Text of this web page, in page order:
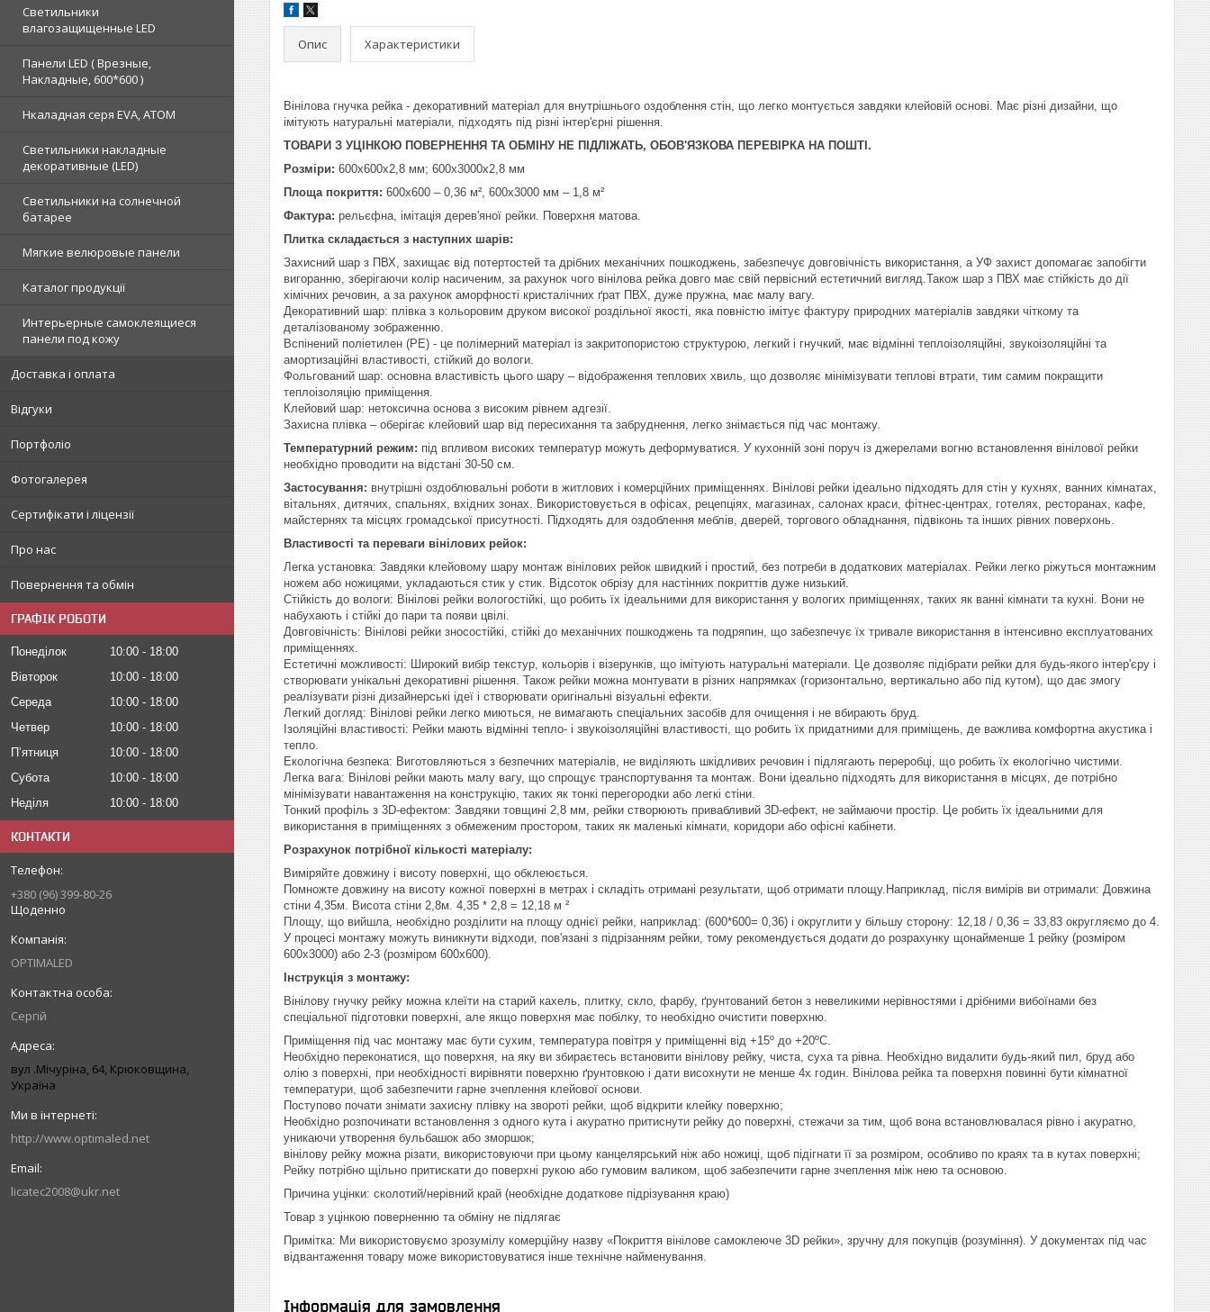
Светильники
влагозащищенные LED
Панели LED ( Врезные,
Накладные, 600*600 )
Нкаладная серя EVA, ATOM
Светильники накладные
декоративные (LED)
Светильники на солнечной
батарее
Мягкие велюровые панели
Каталог продукції
Интерьерные самоклеящиеся
панели под кожу
Доставка і оплата
Відгуки
Портфоліо
Фотогалерея
Сертифікати і ліцензії
Про нас
Повернення та обмін
ГРАФІК РОБОТИ
Понеділок 10:00
18:00
Вівторок
10:00
18:00
Середа
10:00
18:00
Четвер
10:00
18:00
Пʼятниця
10:00
18:00
Субота
10:00
18:00
Неділя
10:00 18:00
КОНТАКТИ
+380 (96) 399-80-26
Щоденно
OPTIMALED
Сергій
вул .Мічуріна, 64, Крюковщина,
Україна
http://www.optimaled.net
licatec2008@ukr.net
Опис Характеристики
Вінілова гнучка рейка - декоративний матеріал для внутрішнього оздоблення стін, що легко монтується завдяки клейовій основі. Має різні дизайни, що
імітують натуральні матеріали, підходять під різні інтер'єрні рішення.
ТОВАРИ З УЦІНКОЮ ПОВЕРНЕННЯ ТА ОБМІНУ НЕ ПІДЛІЖАТЬ, ОБОВ'ЯЗКОВА ПЕРЕВІРКА НА ПОШТІ.
Розміри: 600х600х2,8 мм; 600х3000х2,8 мм
Площа покриття: 600х600 – 0,36 м², 600х3000 мм – 1,8 м²
Фактура: рельєфна, імітація дерев'яної рейки. Поверхня матова.
Плитка складається з наступних шарів:
Захисний шар з ПВХ, захищає від потертостей та дрібних механічних пошкоджень, забезпечує довговічність використання, а УФ захист допомагає запобігти
вигоранню, зберігаючи колір насиченим, за рахунок чого вінілова рейка довго має свій первісний естетичний вигляд.Також шар з ПВХ має стійкість до дії
хімічних речовин, а за рахунок аморфності кристалічних ґрат ПВХ, дуже пружна, має малу вагу.
Декоративний шар: плівка з кольоровим друком високої роздільної якості, яка повністю імітує фактуру природних матеріалів завдяки чіткому та
деталізованому зображенню.
Вспінений поліетилен (РЕ) - це полімерний матеріал із закритопористою структурою, легкий і гнучкий, має відмінні теплоізоляційні, звукоізоляційні та
амортизаційні властивості, стійкий до вологи.
Фольгований шар: основна властивість цього шару – відображення теплових хвиль, що дозволяє мінімізувати теплові втрати, тим самим покращити
теплоізоляцію приміщення.
Клейовий шар: нетоксична основа з високим рівнем адгезії.
Захисна плівка – оберігає клейовий шар від пересихання та забруднення, легко знімається під час монтажу.
Температурний режим: під впливом високих температур можуть деформуватися. У кухонній зоні поруч із джерелами вогню встановлення вінілової рейки
необхідно проводити на відстані 30-50 см.
Застосування: внутрішні оздоблювальні роботи в житлових і комерційних приміщеннях. Вінілові рейки ідеально підходять для стін у кухнях, ванних кімнатах,
вітальнях, дитячих, спальнях, вхідних зонах. Використовується в офісах, рецепціях, магазинах, салонах краси, фітнес-центрах, готелях, ресторанах, кафе,
майстернях та місцях громадської присутності. Підходять для оздоблення меблів, дверей, торгового обладнання, підвіконь та інших рівних поверхонь.
Властивості та переваги вінілових рейок:
Легка установка: Завдяки клейовому шару монтаж вінілових рейок швидкий і простий, без потреби в додаткових матеріалах. Рейки легко ріжуться монтажним
ножем або ножицями, укладаються стик у стик. Відсоток обрізу для настінних покриттів дуже низький.
Стійкість до вологи: Вінілові рейки вологостійкі, що робить їх ідеальними для використання у вологих приміщеннях, таких як ванні кімнати та кухні. Вони не
набухають і стійкі до пари та появи цвілі.
Довговічність: Вінілові рейки зносостійкі, стійкі до механічних пошкоджень та подряпин, що забезпечує їх тривале використання в інтенсивно експлуатованих
приміщеннях.
Естетичні можливості: Широкий вибір текстур, кольорів і візерунків, що імітують натуральні матеріали. Це дозволяє підібрати рейки для будь-якого інтер'єру і
створювати унікальні декоративні рішення. Також рейки можна монтувати в різних напрямках (горизонтально, вертикально або під кутом), що дає змогу
реалізувати різні дизайнерські ідеї і створювати оригінальні візуальні ефекти.
Легкий догляд: Вінілові рейки легко миються, не вимагають спеціальних засобів для очищення і не вбирають бруд.
Ізоляційні властивості: Рейки мають відмінні тепло- і звукоізоляційні властивості, що робить їх придатними для приміщень, де важлива комфортна акустика і
тепло.
Екологічна безпека: Виготовляються з безпечних матеріалів, не виділяють шкідливих речовин і підлягають переробці, що робить їх екологічно чистими.
Легка вага: Вінілові рейки мають малу вагу, що спрощує транспортування та монтаж. Вони ідеально підходять для використання в місцях, де потрібно
мінімізувати навантаження на конструкцію, таких як тонкі перегородки або легкі стіни.
Тонкий профіль з 3D-ефектом: Завдяки товщині 2,8 мм, рейки створюють привабливий 3D-ефект, не займаючи простір. Це робить їх ідеальними для
використання в приміщеннях з обмеженим простором, таких як маленькі кімнати, коридори або офісні кабінети.
Розрахунок потрібної кількості матеріалу:
Виміряйте довжину і висоту поверхні, що обклеюється.
Помножте довжину на висоту кожної поверхні в метрах і складіть отримані результати, щоб отримати площу.Наприклад, після вимірів ви отримали: Довжина
стіни 4,35м. Висота стіни 2,8м. 4,35 * 2,8 = 12,18 м ²
Площу, що вийшла, необхідно розділити на площу однієї рейки, наприклад: (600*600= 0,36) і округлити у більшу сторону: 12,18 / 0,36 = 33,83 округляємо до 4.
У процесі монтажу можуть виникнути відходи, пов'язані з підрізанням рейки, тому рекомендується додати до розрахунку щонайменше 1 рейку (розміром
600х3000) або 2-3 (розміром 600х600).
Інструкція з монтажу:
Вінілову гнучку рейку можна клеїти на старий кахель, плитку, скло, фарбу, ґрунтований бетон з невеликими нерівностями і дрібними вибоїнами без
спеціальної підготовки поверхні, але якщо поверхня має побілку, то необхідно очистити поверхню.
Приміщення під час монтажу має бути сухим, температура повітря у приміщенні від +15º до +20ºС.
Необхідно переконатися, що поверхня, на яку ви збираєтесь встановити вінілову рейку, чиста, суха та рівна. Необхідно видалити будь-який пил, бруд або
олію з поверхні, при необхідності вирівняти поверхню ґрунтовкою і дати висохнути не менше 4х годин. Вінілова рейка та поверхня повинні бути кімнатної
температури, щоб забезпечити гарне зчеплення клейової основи.
Поступово почати знімати захисну плівку на звороті рейки, щоб відкрити клейку поверхню;
Необхідно розпочинати встановлення з одного кута і акуратно притиснути рейку до поверхні, стежачи за тим, щоб вона встановлювалася рівно і акуратно,
уникаючи утворення бульбашок або зморшок;
вінілову рейку можна різати, використовуючи при цьому канцелярський ніж або ножиці, щоб підігнати її за розміром, особливо по краях та в кутах поверхні;
Рейку потрібно щільно притискати до поверхні рукою або гумовим валиком, щоб забезпечити гарне зчеплення між нею та основою.
Причина уцінки: сколотий/нерівний край (необхідне додаткове підрізування краю)
Товар з уцінкою поверненню та обміну не підлягає
Примітка: Ми використовуємо зрозумілу комерційну назву «Покриття вінілове самоклеюче 3D рейки», зручну для покупців (розуміння). У документах під час
відвантаження товару може використовуватися інше технічне найменування.
Інформація для замовлення